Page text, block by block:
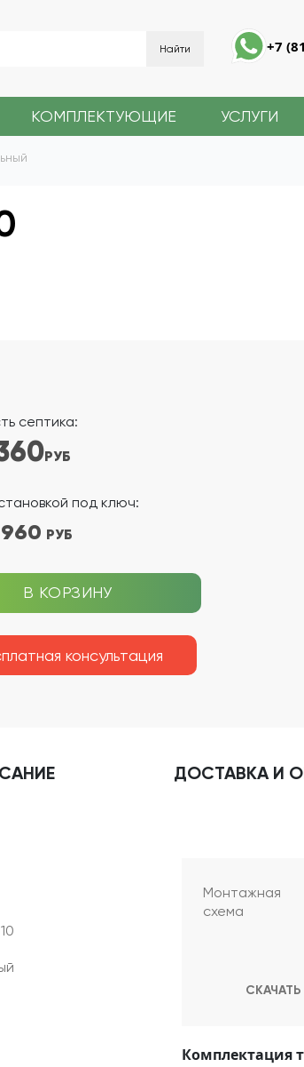
+7
КОМПЛЕКТУЮЩИЕ УСЛУГИ
септика:
РУБ
под ключ:
РУБ
В КОРЗИНУ
консультация
ДОСТАВКА И
Монтажная
схема
СКАЧАТЬ
Комплектация